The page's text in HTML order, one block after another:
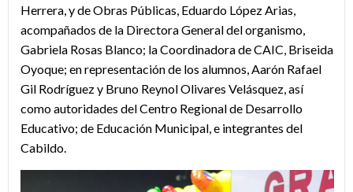
Herrera, y de Obras Públicas, Eduardo López Arias,
acompañados de la Directora General del organismo,
Gabriela Rosas Blanco; la Coordinadora de CAIC, Briseida
Oyoque; en representación de los alumnos, Aarón Rafael
Gil Rodríguez y Bruno Reynol Olivares Velásquez, así
como autoridades del Centro Regional de Desarrollo
Educativo; de Educación Municipal, e integrantes del
Cabildo.